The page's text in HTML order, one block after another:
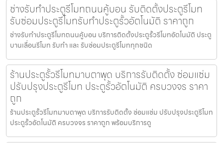
ช่างรับทำประตูรีโมทถนนคู้บอน รับติดตั้งประตูรีโมท
รับซ่อมประตูรีโมทรับทำประตูรั้วอัตโนมัติ ราคาถูก
ช่างรับทำประตูรีโมทถนนคู้บอน บริการติดตั้งประตูรั้วรีโมทอัตโนมัติ ประตู
บานเลื่อนรีโมท รับทำ และ รับซ่อมประตูรีโมททุกชนิด
ร้านประตูรั้วรีโมทมาบตาพุด บริการรับติดตั้ง ซ่อมแซ่ม
ปรับปรุงประตูรีโมท ประตูรั้วอัตโนมัติ ครบวงจร ราคา
ถูก
ร้านประตูรั้วรีโมทมาบตาพุด บริการรับติดตั้ง ซ่อมแซ่ม ปรับปรุงประตูรีโมท
ประตูรั้วอัตโนมัติ ครบวงจร ราคาถูก พร้อมบริการดู